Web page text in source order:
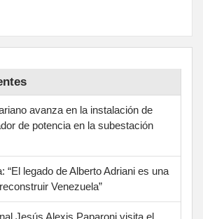
avanza en la instalación de
de potencia en la subestación
“El legado de Alberto Adriani es una
Venezuela”
Jesús Alexis Paparoni visita el